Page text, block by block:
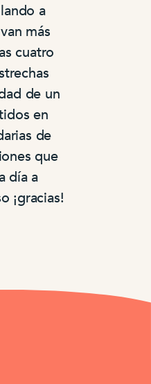
a
más
cuatro
de un
en
de
que
día a
¡gracias!